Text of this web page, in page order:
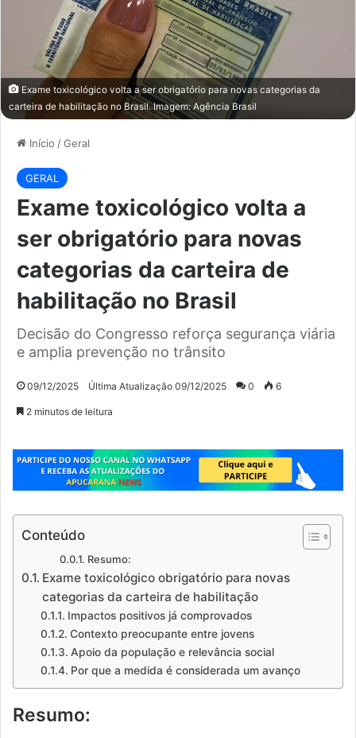
Exame toxicológico volta a ser obrigatório para novas categorias da
carteira de habilitação no Brasil. Imagem: Agência Brasil
Início /Geral
GERAL
Exame toxicológico volta a
ser obrigatório para novas
categorias da carteira de
habilitação no Brasil
Decisão do Congresso reforça segurança viária
e amplia prevenção no trânsito
09/12/2025 Última Atualização 09/12/2025 0 6
2 minutos de leitura
Conteúdo
Resumo:
Exame toxicológico obrigatório para novas
categorias da carteira de habilitação
Impactos positivos já comprovados
Contexto preocupante entre jovens
Apoio da população e relevância social
Por que a medida é considerada um avanço
Resumo: